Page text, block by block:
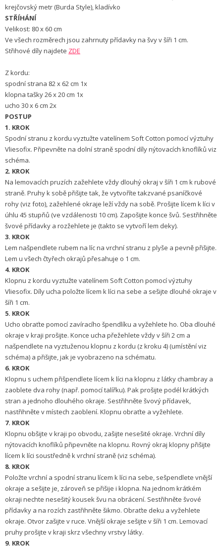
krejčovský metr (Burda Style), kladívko
STŘÍHÁNÍ
Velikost: 80 x 60 cm
Ve všech rozměrech jsou zahrnuty přídavky na švy v šíři 1 cm.
Střihové díly najdete ZDE
Z kordu:
spodní strana 82 x 62 cm 1x
klopna tašky 26 x 20 cm 1x
ucho 30 x 6 cm 2x
POSTUP
1. KROK
Spodní stranu z kordu vyztužte vatelínem Soft Cotton pomocí výztuhy
Vliesofix. Připevněte na dolní straně spodní díly nýtovacích knoflíků viz
schéma.
2. KROK
Na lemovacích pruzích zažehlete vždy dlouhý okraj v šíři 1 cm k rubové
straně. Pruhy k sobě přišijte tak, že vytvoříte takzvané psaníčkové
rohy (viz foto), zažehlené okraje leží vždy na sobě. Prošijte lícem k líci v
úhlu 45 stupňů (ve vzdálenosti 10 cm). Zapošijte konce švů. Sestřihněte
švové přídavky a rozžehlete je (takto se vytvoří lem deky).
3. KROK
Lem našpendlete rubem na líc na vrchní stranu z plyše a pevně přišijte.
Lem u všech čtyřech okrajů přesahuje o 1 cm.
4. KROK
Klopnu z kordu vyztužte vatelínem Soft Cotton pomocí výztuhy
Vliesofix. Díly ucha položte lícem k líci na sebe a sešijte dlouhé okraje v
šíři 1 cm.
5. KROK
Ucho obraťte pomocí zavíracího špendlíku a vyžehlete ho. Oba dlouhé
okraje v kraji prošijte. Konce ucha přežehlete vždy v šíři 2 cm a
našpendlete na vyztuženou klopnu z kordu (z kroku 4) (umístění viz
schéma) a přišijte, jak je vyobrazeno na schématu.
6. KROK
Klopnu s uchem přišpendlete lícem k líci na klopnu z látky chambray a
zaoblete dva rohy (např. pomocí talířku). Pak prošijte podél krátkých
stran a jednoho dlouhého okraje. Sestřihněte švový přídavek,
nastřihněte v místech zaoblení. Klopnu obraťte a vyžehlete.
7. KROK
Klopnu obšijte v kraji po obvodu, zašijte nesešité okraje. Vrchní díly
nýtovacích knoflíků připevněte na klopnu. Rovný okraj klopny přišijte
lícem k líci soustředně k vrchní straně (viz schéma).
8. KROK
Položte vrchní a spodní stranu lícem k líci na sebe, sešpendlete vnější
okraje a sešijte je, zároveň se přišije i klopna. Na jednom krátkém
okraji nechte nesešitý kousek švu na obrácení. Sestřihněte švové
přídavky a na rozích zastřihněte šikmo. Obraťte deku a vyžehlete
okraje. Otvor zašijte v ruce. Vnější okraje sešijte v šíři 1 cm. Lemovací
pruhy prošijte v kraji skrz všechny vrstvy látky.
9. KROK